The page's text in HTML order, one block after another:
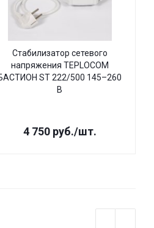
Стабилизатор сетевого
напряжения TEPLOCOM
ST 222/500 145–260
В
4 750руб./шт.